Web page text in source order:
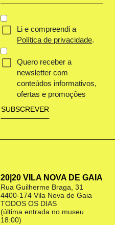
CONCENT
(OBRIGATÓRIO)
Li e compreendi a
Política de privacidade.
Quero receber a
newsletter com
conteúdos informativos,
ofertas e promoções
20|20 VILA NOVA DE GAIA
Rua Guilherme Braga, 31
4400-174 Vila Nova de Gaia
TODOS OS DIAS
(última entrada no museu
18:00)